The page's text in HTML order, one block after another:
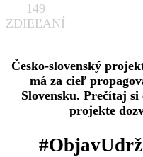
149
ZDIEĽANÍ
Česko-slovenský
má za cieľ
Slovensku. Prečítaj
projekte